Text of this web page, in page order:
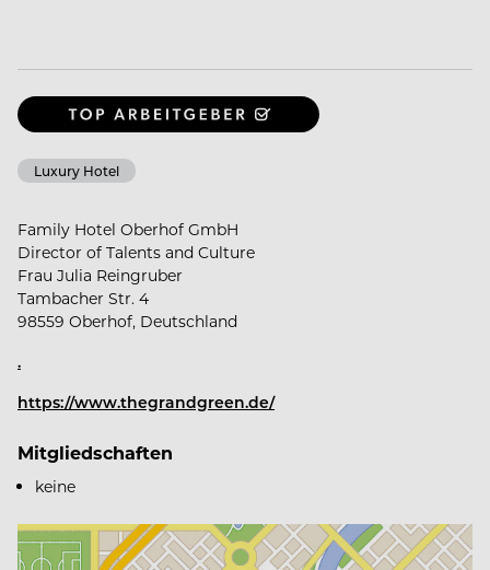
Luxury Hotel
Family Hotel Oberhof GmbH
Director of Talents and Culture
Frau Julia Reingruber
Tambacher Str. 4
98559 Oberhof, Deutschland
.
https://www.thegrandgreen.de/
Mitgliedschaften
keine